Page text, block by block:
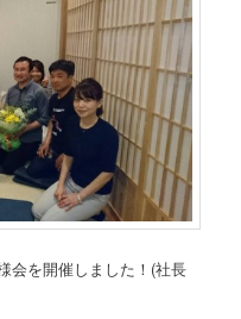
会を開催しました！(社長